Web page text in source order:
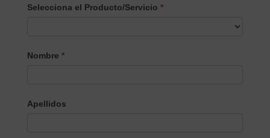
Selecciona el Producto/Servicio *
el
Nombre *
Apellidos